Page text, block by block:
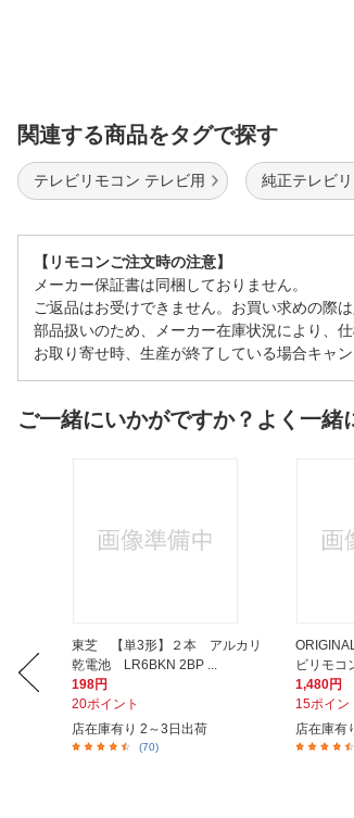
関連する商品をタグで探す
テレビリモコン テレビ用 純正テレビ
【リモコンご注文時の注意】
メーカー保証書は同梱しておりません。
ご返品はお受けできません。お買い求めの際
部品扱いのため、メーカー在庫状況により、
お取り寄せ時、生産が終了している場合キャ
ご一緒にいかがですか？よく一緒
東芝 【単3形】２本 アルカリ
乾電池 LR6BKN 2BP ...
198円
20ポイント
店在庫有り 2～3日出荷
(70)
ビリモコ
1,480円
15ポイン
店在庫有